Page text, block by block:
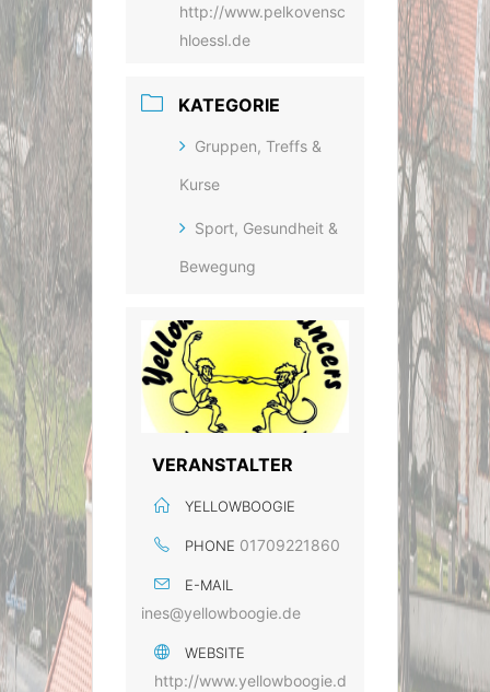
http://www.pelkovensc
hloessl.de
KATEGORIE
Gruppen, Treffs &
Kurse
Sport, Gesundheit &
Bewegung
VERANSTALTER
YELLOWBOOGIE
PHONE 01709221860
E-MAIL
ines@yellowboogie.de
WEBSITE
http://www.yellowboogie.d